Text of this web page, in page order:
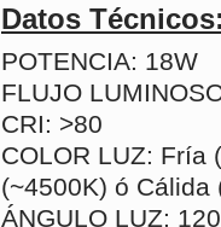
Datos
POTENCIA: 18W
FLUJO
CRI: >80
COLOR LUZ: Fría
(~4500K) ó Cálida
ÁNGULO LUZ: